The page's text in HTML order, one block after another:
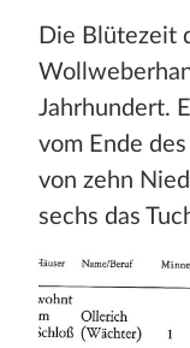
Die Blütezeit
Jahrhundert.
vom Ende
von zehn
sechs das